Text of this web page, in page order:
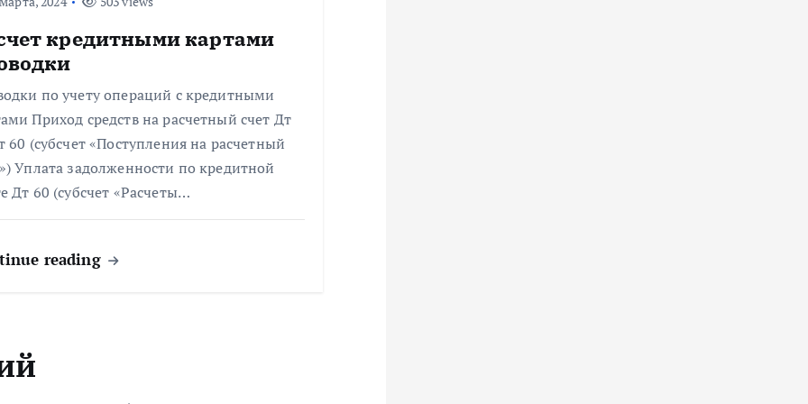
кредитными картами
по учету операций с кредитными
Приход средств на расчетный счет Дт
60 (субсчет «Поступления на расчетный
Уплата задолженности по кредитной
Дт 60 (субсчет «Расчеты…
reading